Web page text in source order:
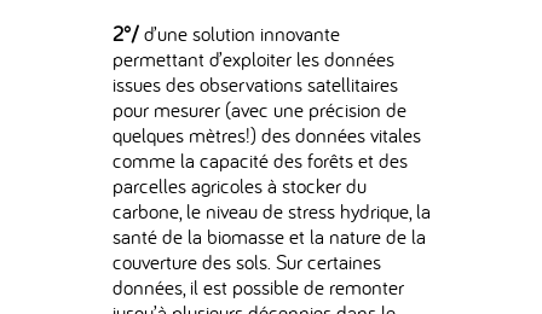
2°/d’une solution innovante
permettant d’exploiter les données
issues des observations satellitaires
pour mesurer (avec une précision de
quelques mètres!) des données vitales
comme la capacité des forêts et des
parcelles agricoles à stocker du
carbone, le niveau de stress hydrique, la
santé de la biomasse et la nature de la
couverture des sols. Sur certaines
données, il est possible de remonter